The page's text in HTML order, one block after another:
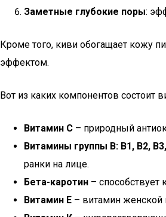
Заметные глубокие поры:
Кроме того, киви обогащает кожу
эффектом.
Вот из каких компонентов состоит
Витамин С – природный
Витамины группы В: В1, В2,
ранки на лице.
Бета-каротин –
Витамин Е – витамин женской